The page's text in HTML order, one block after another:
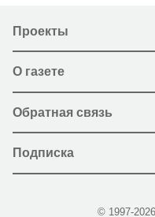
Проекты
О газете
Обратная связь
Подписка
© 1997-